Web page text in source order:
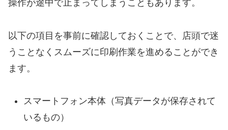
操作が途中で止まってしまうこともあります。
以下の項目を事前に確認しておくことで、店頭で迷
うことなくスムーズに印刷作業を進めることができ
ます。
スマートフォン本体（写真データが保存されて
いるもの）